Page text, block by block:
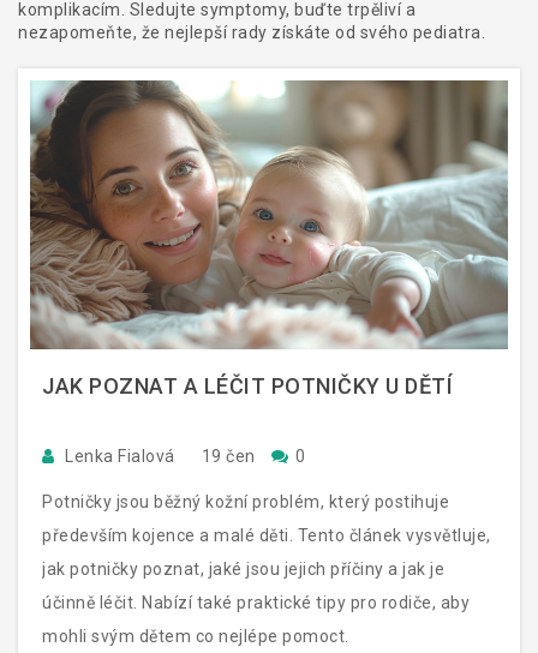
komplikacím. Sledujte symptomy, buďte trpěliví a
nezapomeňte, že nejlepší rady získáte od svého pediatra.
JAK POZNAT A LÉČIT POTNIČKY U DĚTÍ
Lenka Fialová 19 čen 0
Potničky jsou běžný kožní problém, který postihuje
především kojence a malé děti. Tento článek vysvětluje,
jak potničky poznat, jaké jsou jejich příčiny a jak je
účinně léčit. Nabízí také praktické tipy pro rodiče, aby
mohli svým dětem co nejlépe pomoct.